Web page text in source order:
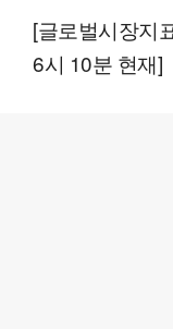
[글로벌시장지
6시 10분 현재]